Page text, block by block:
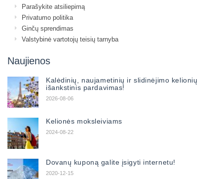
Parašykite atsiliepimą
Privatumo politika
Ginčų sprendimas
Valstybinė vartotojų teisių tarnyba
Naujienos
Kalėdinių, naujametinių ir slidinėjimo kelionių
išankstinis pardavimas!
2026-08-06
Kelionės moksleiviams
2024-08-22
Dovanų kuponą galite įsigyti internetu!
2020-12-15